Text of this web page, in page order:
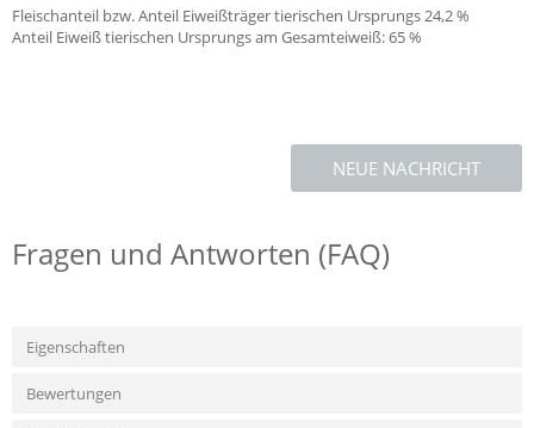
Fleischanteil bzw. Anteil Eiweißträger tierischen Ursprungs 24,2 %
Anteil Eiweiß tierischen Ursprungs am Gesamteiweiß: 65 %
NEUE NACHRICHT
Fragen und Antworten (FAQ)
Eigenschaften
Bewertungen